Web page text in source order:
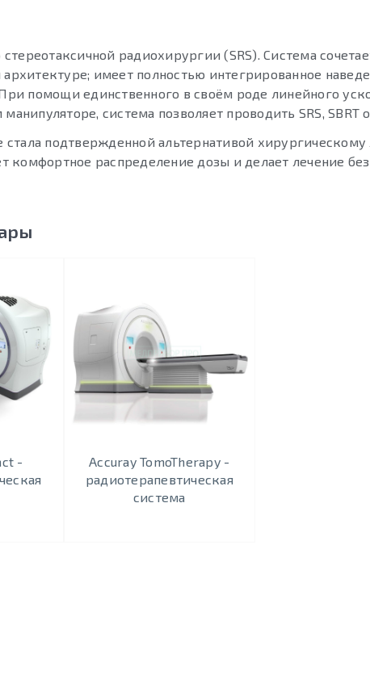
радиохирургии (SRS). Система
имеет полностью интегрированное
помощи единственного в своём роде линейного
система позволяет проводить SRS,
стала подтвержденной альтернативой
комфортное распределение дозы и делает лечение
-
Accuray TomoTherapy -
радиотерапевтическая
система